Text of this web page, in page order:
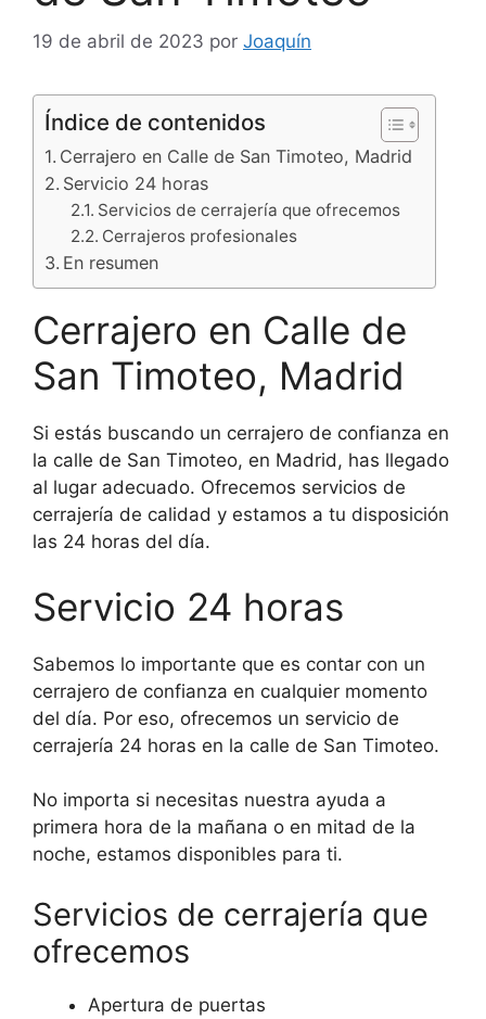
19 de abril de 2023 por Joaquín
Índice de contenidos
Cerrajero en Calle de San Timoteo, Madrid
Servicio 24 horas
Servicios de cerrajería que ofrecemos
Cerrajeros profesionales
En resumen
Cerrajero en Calle de
San Timoteo, Madrid
Si estás buscando un cerrajero de confianza en
la calle de San Timoteo, en Madrid, has llegado
al lugar adecuado. Ofrecemos servicios de
cerrajería de calidad y estamos a tu disposición
las 24 horas del día.
Servicio 24 horas
Sabemos lo importante que es contar con un
cerrajero de confianza en cualquier momento
del día. Por eso, ofrecemos un servicio de
cerrajería 24 horas en la calle de San Timoteo.
No importa si necesitas nuestra ayuda a
primera hora de la mañana o en mitad de la
noche, estamos disponibles para ti.
Servicios de cerrajería que
ofrecemos
Apertura de puertas